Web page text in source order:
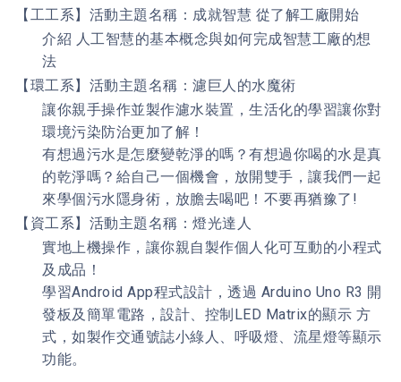
【工工系】活動主題名稱：成就智慧 從了解工廠開始
介紹 人工智慧的基本概念與如何完成智慧工廠的想
法
【環工系】活動主題名稱：濾巨人的水魔術
讓你親手操作並製作濾水裝置，生活化的學習讓你對
環境污染防治更加了解！
有想過污水是怎麼變乾淨的嗎？有想過你喝的水是真
的乾淨嗎？給自己一個機會，放開雙手，讓我們一起
來學個污水隱身術，放膽去喝吧！不要再猶豫了!
【資工系】活動主題名稱：燈光達人
實地上機操作，讓你親自製作個人化可互動的小程式
及成品！
學習Android App程式設計，透過 Arduino Uno R3 開
發板及簡單電路，設計、控制LED Matrix的顯示 方
式，如製作交通號誌小綠人、呼吸燈、流星燈等顯示
功能。